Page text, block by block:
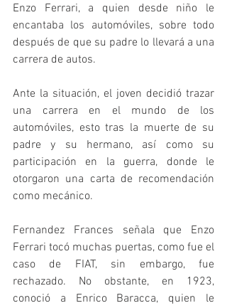
Enzo Ferrari, a quien desde niño le
encantaba los automóviles, sobre todo
después de que su padre lo llevará a una
carrera de autos.
Ante la situación, el joven decidió trazar
una carrera en el mundo de los
automóviles, esto tras la muerte de su
padre y su hermano, así como su
participación en la guerra, donde le
otorgaron una carta de recomendación
como mecánico.
Fernandez Frances señala que Enzo
Ferrari tocó muchas puertas, como fue el
caso de FIAT, sin embargo, fue
rechazado. No obstante, en 1923,
conoció a Enrico Baracca, quien le